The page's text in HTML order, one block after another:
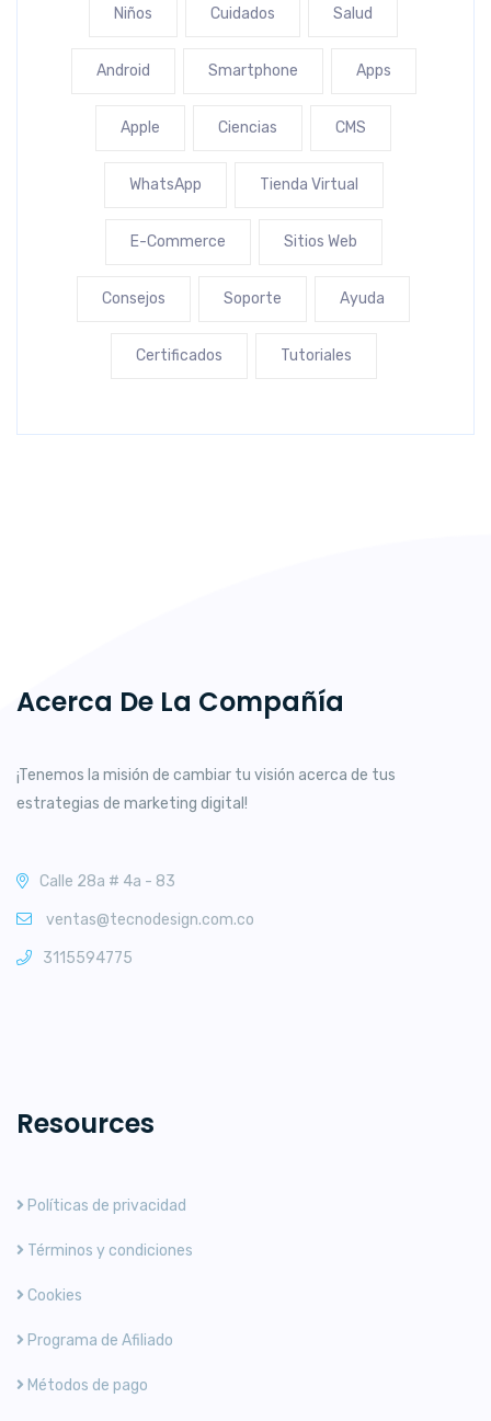
Niños Cuidados Salud
Android Smartphone Apps
Apple Ciencias CMS
WhatsApp Tienda Virtual
E-Commerce Sitios Web
Consejos Soporte Ayuda
Certificados Tutoriales
Acerca De La Compañía
¡Tenemos la misión de cambiar tu visión acerca de tus
estrategias de marketing digital!
Calle 28a # 4a - 83
ventas@tecnodesign.com.co
3115594775
Resources
Políticas de privacidad
Términos y condiciones
Cookies
Programa de Afiliado
Métodos de pago